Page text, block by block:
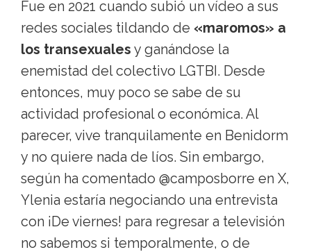
Fue en 2021 cuando subió un vídeo a sus
redes sociales tildando de «maromos» a
los transexuales y ganándose la
enemistad del colectivo LGTBI. Desde
entonces, muy poco se sabe de su
actividad profesional o económica. Al
parecer, vive tranquilamente en Benidorm
y no quiere nada de líos. Sin embargo,
según ha comentado @camposborre en X,
Ylenia estaría negociando una entrevista
con ¡De viernes! para regresar a televisión
no sabemos si temporalmente, o de